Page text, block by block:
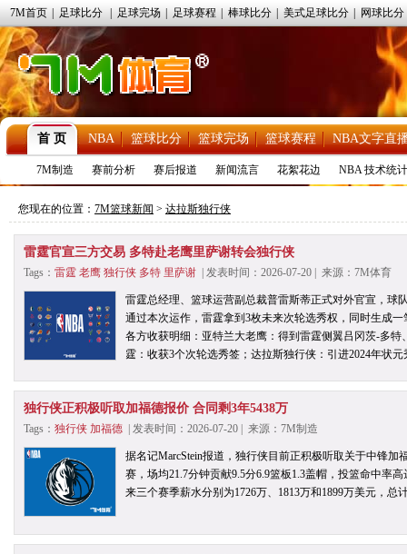
7M首页 足球比分 足球完场 足球赛程 棒球比分 美式足球比分 网球比分
首 页 NBA 篮球比分 篮球完场 篮球赛程 NBA文字直
7M制造 赛前分析 赛后报道 新闻流言 花絮花边 NBA 技术统计
您现在的位置： 7M篮球新闻 > 达拉斯独行侠
雷霆官宣三方交易 多特赴老鹰里萨谢转会独行侠
Tags： 雷霆 老鹰 独行侠 多特 里萨谢 | 发表时间：2026-07-20 | 来源：7M体育
雷霆总经理、篮球运营副总裁普雷斯蒂正式对外官宣，球
通过本次运作，雷霆拿到3枚未来次轮选秀权，同时生成
各方收获明细：亚特兰大老鹰：得到雷霆侧翼吕冈茨-多
霆：收获3个次轮选秀签；达拉斯独行侠：引进2024年状
独行侠正积极听取加福德报价 合同剩3年5438万
Tags： 独行侠 加福德 | 发表时间：2026-07-20 | 来源：7M制造
据名记MarcStein报道，独行侠目前正积极听取关于中锋
赛，场均21.7分钟贡献9.5分6.9篮板1.3盖帽，投篮命中率
来三个赛季薪水分别为1726万、1813万和1899万美元，